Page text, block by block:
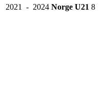
2021
- 2024 Norge U21 8